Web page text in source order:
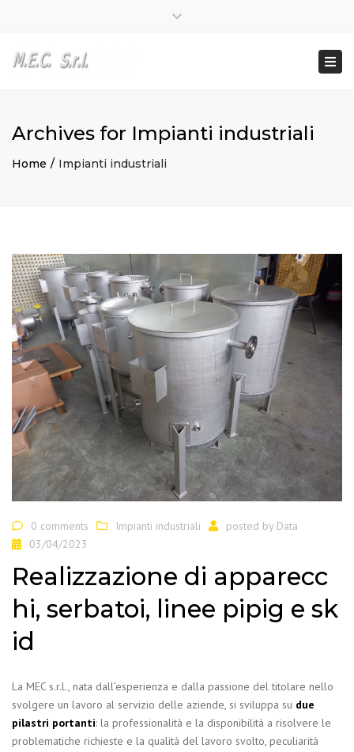
Archives for Impianti industriali
Home Impianti industriali
0 comments Impianti industriali posted by Data
03/04/2023
Realizzazione di apparecc
hi, serbatoi, linee pipig e sk
id
La MEC s.r.l., nata dall’esperienza e dalla passione del titolare nello
svolgere un lavoro al servizio delle aziende, si sviluppa su due
pilastri portanti: la professionalità e la disponibilità a risolvere le
problematiche richieste e la qualità del lavoro svolto, peculiarità